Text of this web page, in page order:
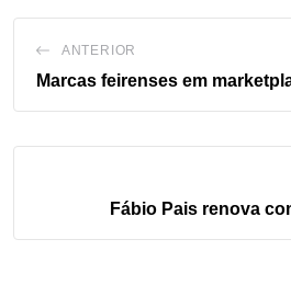
ANTERIOR
Marcas feirenses em
Fábio Pais renova